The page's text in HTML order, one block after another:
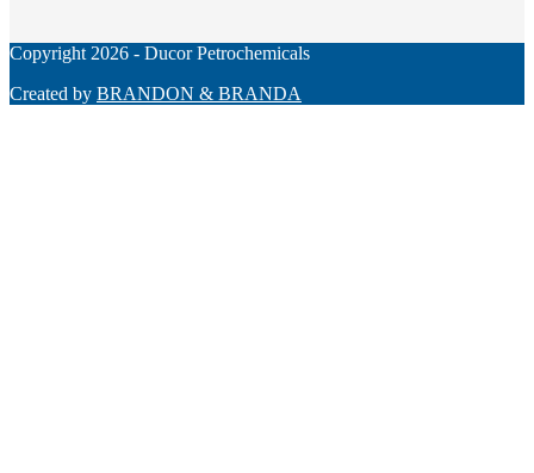
Copyright 2026 - Ducor Petrochemicals
Created by BRANDON & BRANDA